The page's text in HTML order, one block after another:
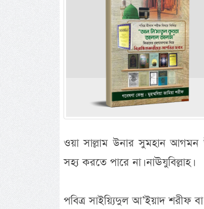
ওয়া সাল্লাম উনার সুমহান আগমন
সহ্য করতে পারে না। নাঊযুবিল্লাহ।
পবিত্র সাইয়্যিদুল আ’ইয়াদ শরীফ বা